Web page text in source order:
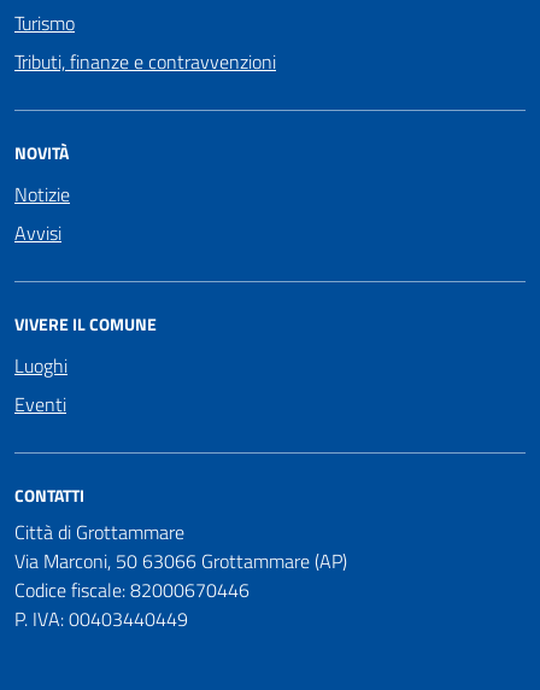
Turismo
Tributi, finanze e contravvenzioni
NOVITÀ
Notizie
Avvisi
VIVERE IL COMUNE
Luoghi
Eventi
CONTATTI
Città di Grottammare
Via Marconi, 50 63066 Grottammare (AP)
Codice fiscale: 82000670446
P. IVA: 00403440449